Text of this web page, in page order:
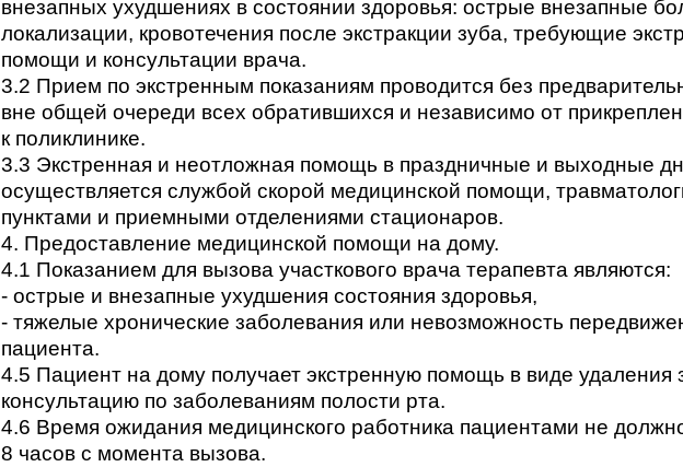
внезапных ухудшениях в состоянии здоровья: острые внезапные
локализации, кровотечения после экстракции зуба, требующие
помощи и консультации врача.
3.2 Прием по экстренным показаниям проводится без
вне общей очереди всех обратившихся и независимо от
к поликлинике.
3.3 Экстренная и неотложная помощь в праздничные и выходные
осуществляется службой скорой медицинской помощи,
пунктами и приемными отделениями стационаров.
4. Предоставление медицинской помощи на дому.
4.1 Показанием для вызова участкового врача терапевта являются:
- острые и внезапные ухудшения состояния здоровья,
- тяжелые хронические заболевания или невозможность
пациента.
4.5 Пациент на дому получает экстренную помощь в виде удаления
консультацию по заболеваниям полости рта.
4.6 Время ожидания медицинского работника пациентами не
8 часов с момента вызова.